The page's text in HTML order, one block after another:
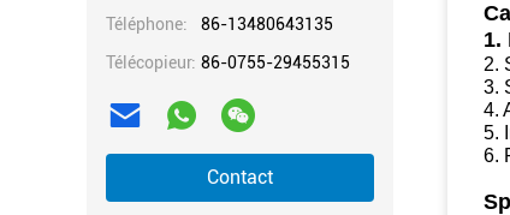
Téléphone:
86-13480643135
Télécopieur: 86-0755-29455315
Contact
1.
2.
3.
4.
5.
6.